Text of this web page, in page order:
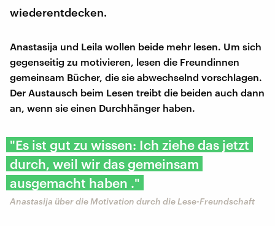
wiederentdecken.
Anastasija und Leila wollen beide mehr lesen. Um sich
gegenseitig zu motivieren, lesen die Freundinnen
gemeinsam Bücher, die sie abwechselnd vorschlagen.
Der Austausch beim Lesen treibt die beiden auch dann
an, wenn sie einen Durchhänger haben.
"Es ist gut zu wissen: Ich ziehe das jetzt
durch, weil wir das gemeinsam
ausgemacht haben ."
Anastasija über die Motivation durch die Lese-Freundschaft